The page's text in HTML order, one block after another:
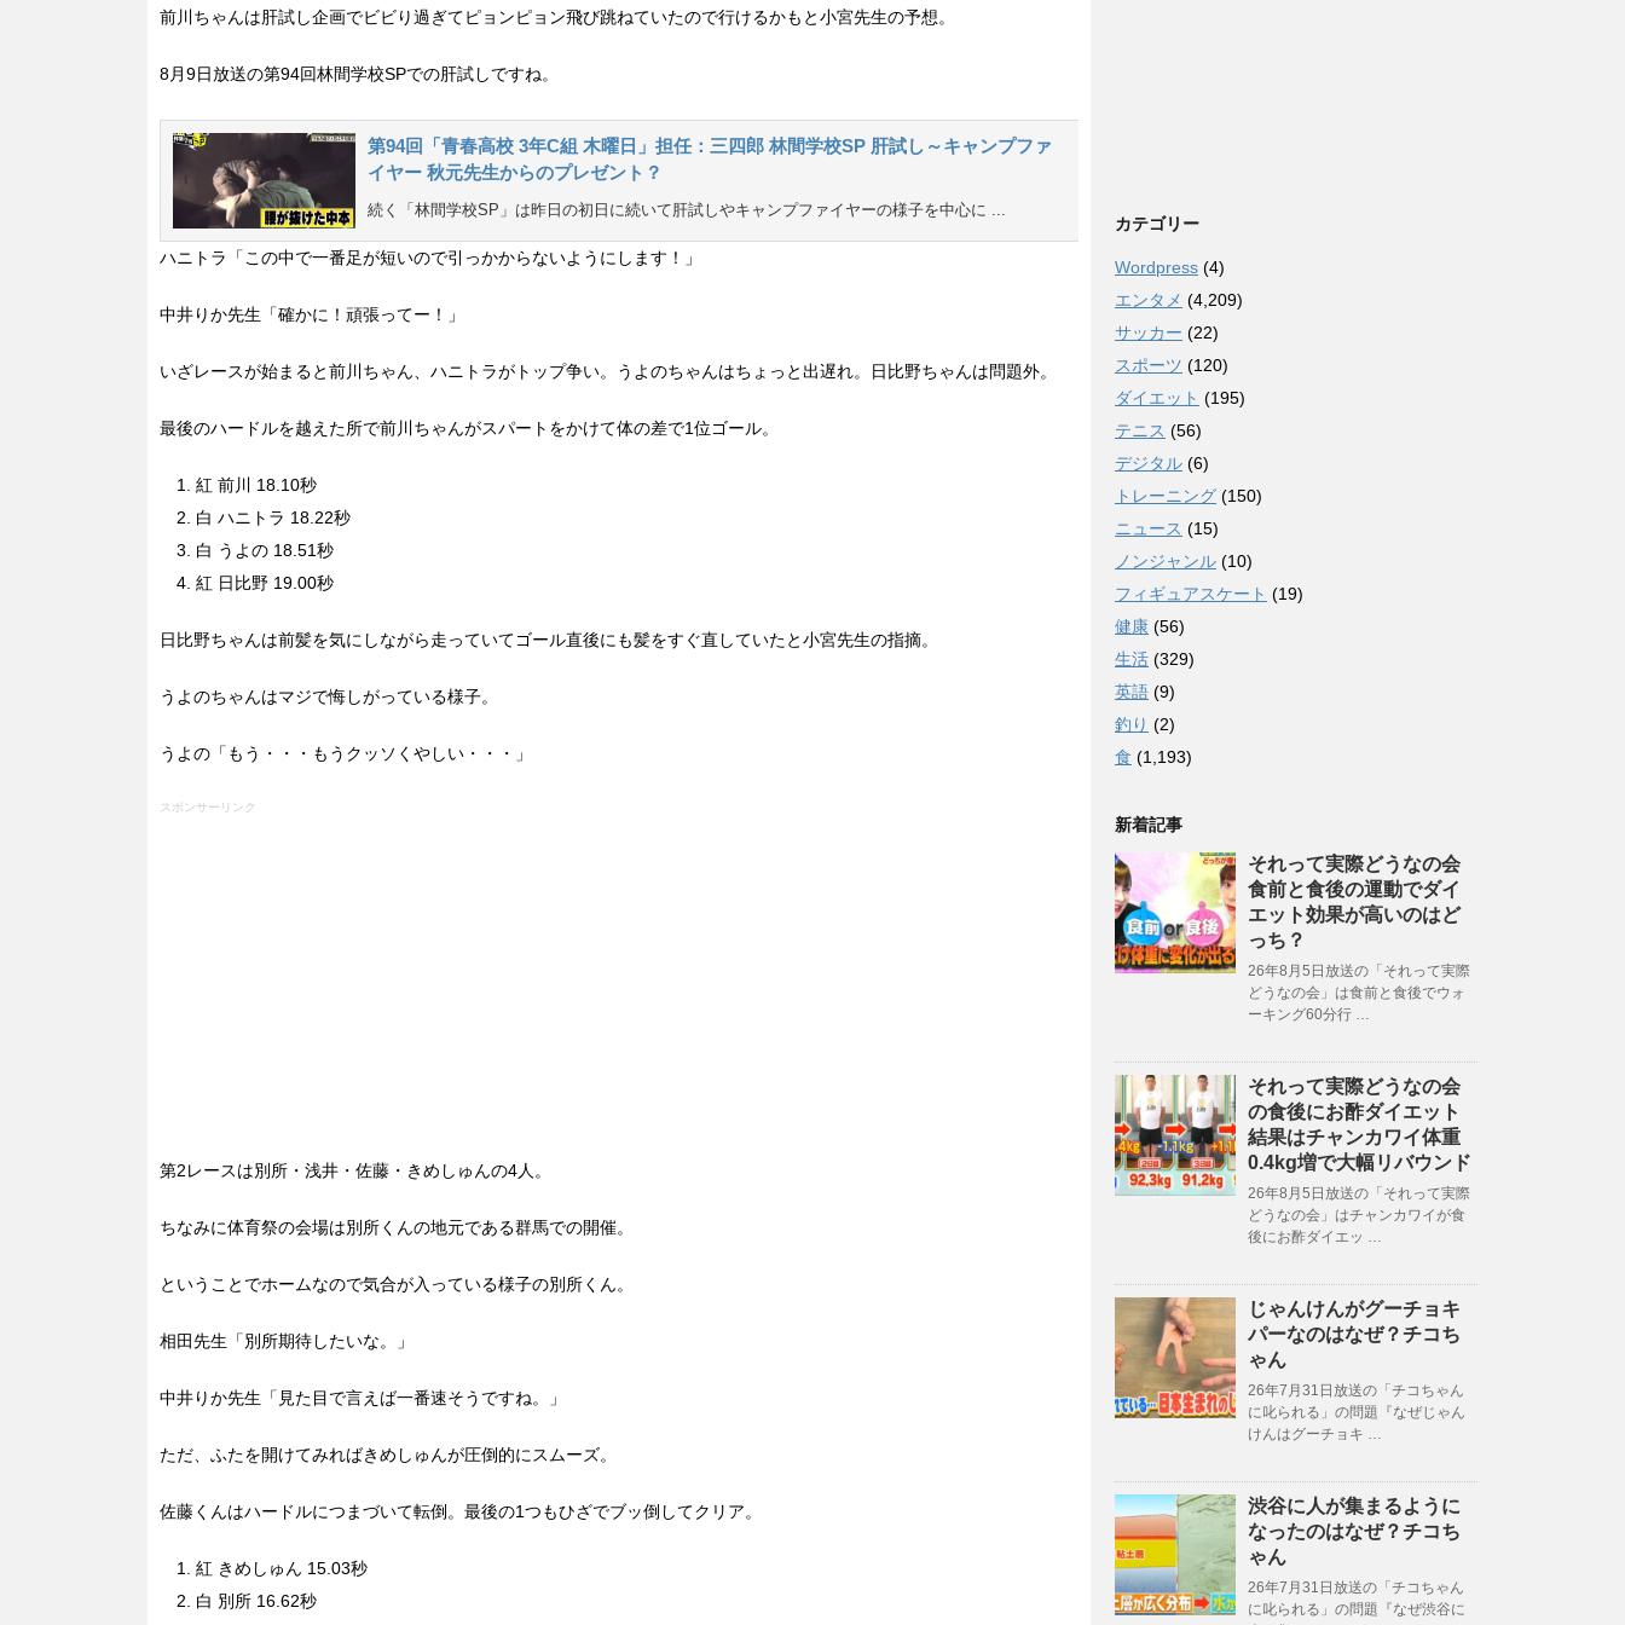
前川ちゃんは肝試し企画でビビり過ぎてピョンピョン飛び跳ねていたので行けるかもと小宮先生の予想。
8月9日放送の第94回林間学校SPでの肝試しですね。
第94回「青春高校 3年C組 木曜日」担任：三四郎 林間学校SP 肝試し～キャンプファ
イヤー 秋元先生からのプレゼント？
続く「林間学校SP」は昨日の初日に続いて肝試しやキャンプファイヤーの様子を中心に ...
ハニトラ「この中で一番足が短いので引っかからないようにします！」
中井りか先生「確かに！頑張ってー！」
いざレースが始まると前川ちゃん、ハニトラがトップ争い。うよのちゃんはちょっと出遅れ。日比野ちゃんは問題外。
最後のハードルを越えた所で前川ちゃんがスパートをかけて体の差で1位ゴール。
紅 前川 18.10秒
白 ハニトラ 18.22秒
白 うよの 18.51秒
紅 日比野 19.00秒
日比野ちゃんは前髪を気にしながら走っていてゴール直後にも髪をすぐ直していたと小宮先生の指摘。
うよのちゃんはマジで悔しがっている様子。
うよの「もう・・・もうクッソくやしい・・・」
スポンサーリンク
第2レースは別所・浅井・佐藤・きめしゅんの4人。
ちなみに体育祭の会場は別所くんの地元である群馬での開催。
ということでホームなので気合が入っている様子の別所くん。
相田先生「別所期待したいな。」
中井りか先生「見た目で言えば一番速そうですね。」
ただ、ふたを開けてみればきめしゅんが圧倒的にスムーズ。
佐藤くんはハードルにつまづいて転倒。最後の1つもひざでブッ倒してクリア。
紅 きめしゅん 15.03秒
白 別所 16.62秒
カテゴリー
Wordpress (4)
エンタメ (4,209)
サッカー (22)
スポーツ (120)
ダイエット (195)
テニス (56)
デジタル (6)
トレーニング (150)
ニュース (15)
ノンジャンル (10)
フィギュアスケート (19)
健康 (56)
生活 (329)
英語 (9)
釣り (2)
食 (1,193)
新着記事
それって実際どうなの会
食前と食後の運動でダイ
エット効果が高いのはど
っち？
26年8月5日放送の「それって実際
どうなの会」は食前と食後でウォ
ーキング60分行 …
それって実際どうなの会
の食後にお酢ダイエット
結果はチャンカワイ体重
0.4kg増で大幅リバウンド
26年8月5日放送の「それって実際
どうなの会」はチャンカワイが食
後にお酢ダイエッ …
じゃんけんがグーチョキ
パーなのはなぜ？チコち
ゃん
26年7月31日放送の「チコちゃん
に叱られる」の問題『なぜじゃん
けんはグーチョキ …
渋谷に人が集まるように
なったのはなぜ？チコち
ゃん
26年7月31日放送の「チコちゃん
に叱られる」の問題『なぜ渋谷に